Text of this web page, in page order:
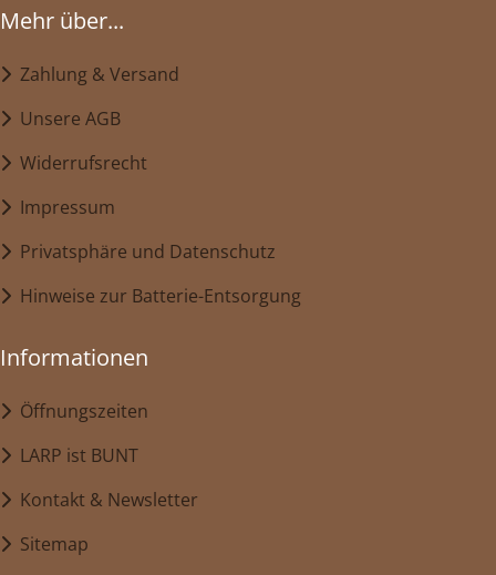
Mehr über...
Zahlung & Versand
Unsere AGB
Widerrufsrecht
Impressum
Privatsphäre und Datenschutz
Hinweise zur Batterie-Entsorgung
Informationen
Öffnungszeiten
LARP ist BUNT
Kontakt & Newsletter
Sitemap